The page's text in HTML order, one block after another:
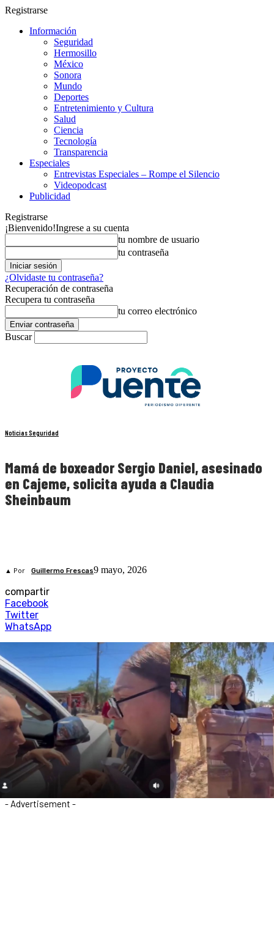
Registrarse
Información
Seguridad
Hermosillo
México
Sonora
Mundo
Deportes
Entretenimiento y Cultura
Salud
Ciencia
Tecnología
Transparencia
Especiales
Entrevistas Especiales – Rompe el Silencio
Videopodcast
Publicidad
Registrarse
¡Bienvenido!Ingrese a su cuenta
tu nombre de usuario
tu contraseña
¿Olvidaste tu contraseña?
Recuperación de contraseña
Recupera tu contraseña
tu correo electrónico
Buscar
Noticias Seguridad
Mamá de boxeador Sergio Daniel, asesinado
en Cajeme, solicita ayuda a Claudia
Sheinbaum
▲ Por Guillermo Frescas9 mayo, 2026
compartir
Facebook
Twitter
WhatsApp
- Advertisement -